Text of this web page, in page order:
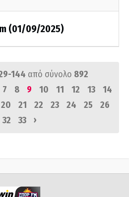
(01/09/2025)
144 από σύνολο 892
7 8 9 10 11 12 13
14
20 21 22 23 24 25
26
32 33 ›